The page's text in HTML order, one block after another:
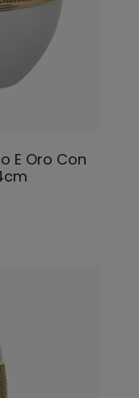
E Oro Con